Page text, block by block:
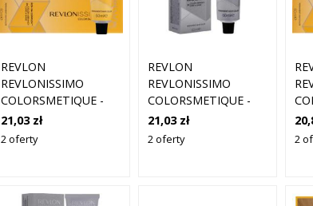
REVLON
REVLONISSIMO
COLORSMETIQUE -
KREMOWA FARBA DO
WŁOSÓW, 60ML 9,31
| BARDZO JASNY
21,03 zł
2 oferty
REVLON
REVLONISSIMO
COLORSMETIQUE -
KREMOWA FARBA DO
WŁOSÓW, 60ML 10,31
| NAJJAŚNIEJSZY
21,03 zł
2 oferty
|
2